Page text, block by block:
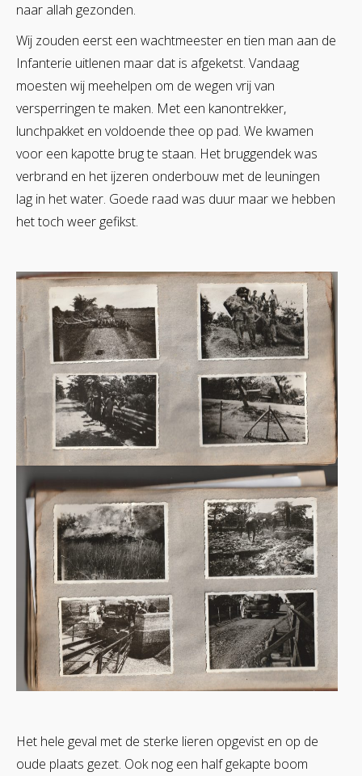
naar allah gezonden.
Wij zouden eerst een wachtmeester en tien man aan de
Infanterie uitlenen maar dat is afgeketst. Vandaag
moesten wij meehelpen om de wegen vrij van
versperringen te maken. Met een kanontrekker,
lunchpakket en voldoende thee op pad. We kwamen
voor een kapotte brug te staan. Het bruggendek was
verbrand en het ijzeren onderbouw met de leuningen
lag in het water. Goede raad was duur maar we hebben
het toch weer gefikst.
Het hele geval met de sterke lieren opgevist en op de
oude plaats gezet. Ook nog een half gekapte boom